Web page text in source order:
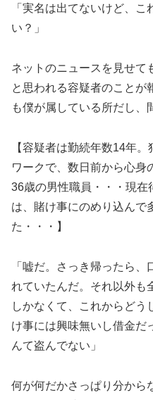
「実名は出てないけど、
い？」
ネットのニュースを見せて
と思われる容疑者のことが
も僕が属している所だし、
【容疑者は勤続年数14年
ワークで、数日前から心身
36歳の男性職員・・・現在
は、賭け事にのめり込んで
た・・・】
「嘘だ。さっき帰ったら
れていたんだ。それ以外も
しかなくて、これからどう
け事には興味無いし借金だ
んて盗んでない」
何が何だかさっぱり分から